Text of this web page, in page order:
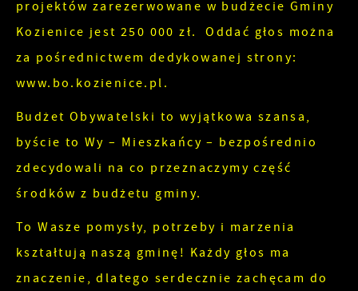
projektów zarezerwowane w budżecie Gminy
Kozienice jest 250 000 zł. Oddać głos można
za pośrednictwem dedykowanej strony:
www.bo.kozienice.pl.
Budżet Obywatelski to wyjątkowa szansa,
byście to Wy – Mieszkańcy – bezpośrednio
zdecydowali na co przeznaczymy część
środków z budżetu gminy.
To Wasze pomysły, potrzeby i marzenia
kształtują naszą gminę! Każdy głos ma
znaczenie, dlatego serdecznie zachęcam do
informacji w zakresie wykorzystywania witryny
internetowej, miejsca oraz częstotliwości, z jaką
odwiedzane są nasze serwisy www. Dane
pozwalają nam na ocenę naszych serwisów
wśród użytkowników. Zgromadzone informacje są
przetwarzane w formie zanonimizowanej.
Wyrażenie zgody na analityczne pliki cookies
gwarantuje dostępność wszystkich
Reklamowe
Dzięki reklamowym plikom cookies prezentujemy
stronach naszych partnerów.
Promocyjne pliki cookies służą do prezentowania
Ci naszych komunikatów na podstawie analizy
Twoich upodobań oraz Twoich zwyczajów
podmiotów trzecich lub firm będących naszymi
partnerami oraz innych dostawców usług. Firmy